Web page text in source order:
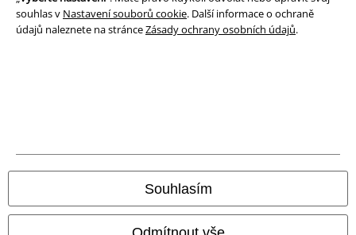
souhlas v Nastavení souborů cookie. Další informace o ochraně
údajů naleznete na stránceZásady ochrany osobních údajů.
Souhlasím
Prohlášení o shodě
© 1986-2026 EMP Merchandising